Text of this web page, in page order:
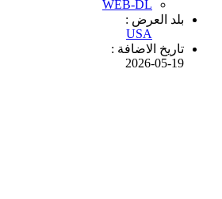
WEB-DL
بلد العرض :
USA
تاريخ الاضافة :
2026-05-19